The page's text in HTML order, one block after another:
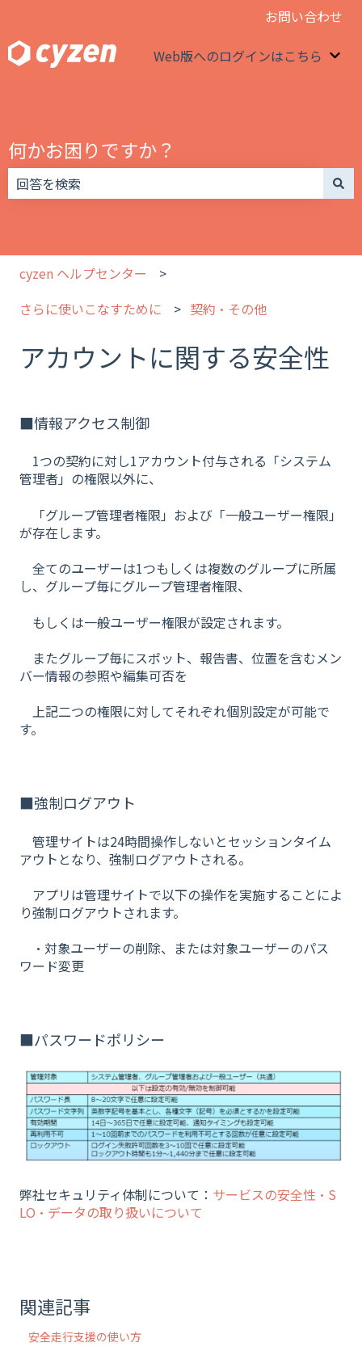
お問い合わせ
Web版へのログインはこちら
何かお困りですか？
cyzen ヘルプセンター
さらに使いこなすために
契約・その他
アカウントに関する安全性
■情報アクセス制御
1つの契約に対し1アカウント付与される「システム
管理者」の権限以外に、
「グループ管理者権限」および「一般ユーザー権限」
が存在します。
全てのユーザーは1つもしくは複数のグループに所属
し、グループ毎にグループ管理者権限、
もしくは一般ユーザー権限が設定されます。
またグループ毎にスポット、報告書、位置を含むメン
バー情報の参照や編集可否を
上記二つの権限に対してそれぞれ個別設定が可能で
す。
■強制ログアウト
管理サイトは24時間操作しないとセッションタイム
アウトとなり、強制ログアウトされる。
アプリは管理サイトで以下の操作を実施することによ
り強制ログアウトされます。
・対象ユーザーの削除、または対象ユーザーのパス
ワード変更
■パスワードポリシー
弊社セキュリティ体制について： サービスの安全性・S
LO・データの取り扱いについて
関連記事
安全走行支援の使い方